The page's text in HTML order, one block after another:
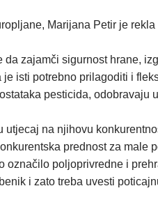
Marijana Petir je
zajamči sigurnost hrane,
isti potrebno prilagoditi i
pesticida,
na njihovu
prednost za male
poljoprivredne i
i zato treba uvesti